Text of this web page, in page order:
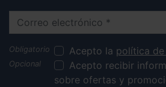
Correo electrónico
Acepto la política
Acepto recibir
sobre ofertas y